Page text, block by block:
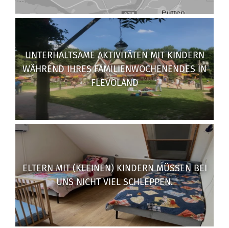
UNTERHALTSAME AKTIVITÄTEN MIT KINDERN
WÄHREND IHRES FAMILIENWOCHENENDES IN
FLEVOLAND
ELTERN MIT (KLEINEN) KINDERN MÜSSEN BEI
UNS NICHT VIEL SCHLEPPEN.